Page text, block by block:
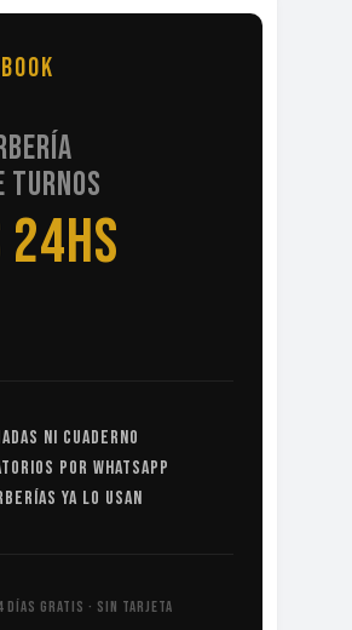
BOOK
TURNOS
24HS
NI CUADERNO
POR WHATSAPP
YA LO USAN
DÍAS GRATIS · SIN TARJETA